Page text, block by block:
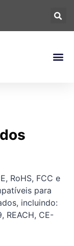
RoHS, FCC e
para
incluindo:
REACH, CE-